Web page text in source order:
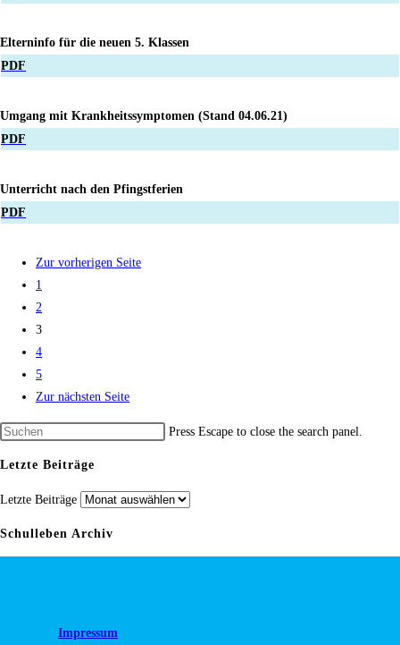
Elterninfo für die neuen 5. Klassen
PDF
Umgang mit Krankheitssymptomen (Stand 04.06.21)
PDF
Unterricht nach den Pfingstferien
PDF
Zur vorherigen Seite
1
2
3
4
5
Zur nächsten Seite
Press Escape to close the search panel.
Letzte Beiträge
Letzte Beiträge
Schulleben Archiv
Impressum